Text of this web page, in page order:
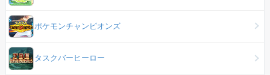
ポケモンチャンピオンズ
タスクバーヒーロー